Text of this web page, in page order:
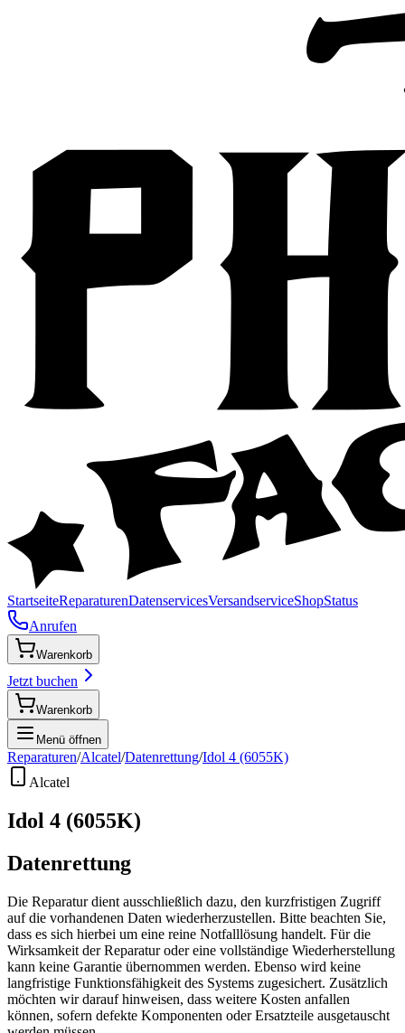
StartseiteReparaturenDatenservicesVersandserviceShopStatus
Anrufen
Warenkorb
Jetzt buchen
Warenkorb
Menü öffnen
Reparaturen/Alcatel/Datenrettung/Idol 4 (6055K)
Alcatel
Idol 4 (6055K)
Datenrettung
Die Reparatur dient ausschließlich dazu, den kurzfristigen Zugriff
auf die vorhandenen Daten wiederherzustellen. Bitte beachten Sie,
dass es sich hierbei um eine reine Notfalllösung handelt. Für die
Wirksamkeit der Reparatur oder eine vollständige Wiederherstellung
kann keine Garantie übernommen werden. Ebenso wird keine
langfristige Funktionsfähigkeit des Systems zugesichert. Zusätzlich
möchten wir darauf hinweisen, dass weitere Kosten anfallen
können, sofern defekte Komponenten oder Ersatzteile ausgetauscht